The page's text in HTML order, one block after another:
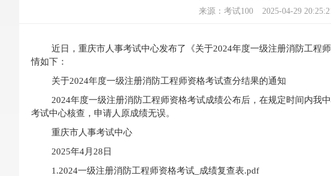
来源：考试100 2025-04-29
近日，重庆市人事考试中心发布了《关于2024年度一级注册消防工程
情如下：
关于2024年度一级注册消防工程师资格考试查分结果的通知
2024年度一级注册消防工程师资格考试成绩公布后，在规定时间内我
考试中心核查，申请人原成绩无误。
重庆市人事考试中心
2025年4月28日
1.2024一级注册消防工程师资格考试_成绩复查表.pdf